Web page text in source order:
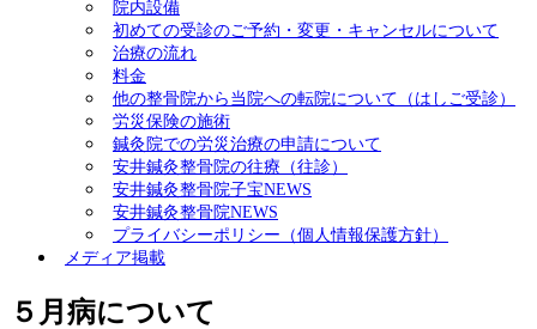
院内設備
初めての受診のご予約・変更・キャンセルについて
治療の流れ
料金
他の整骨院から当院への転院について（はしご受診）
労災保険の施術
鍼灸院での労災治療の申請について
安井鍼灸整骨院の往療（往診）
安井鍼灸整骨院子宝NEWS
安井鍼灸整骨院NEWS
プライバシーポリシー（個人情報保護方針）
メディア掲載
５月病について